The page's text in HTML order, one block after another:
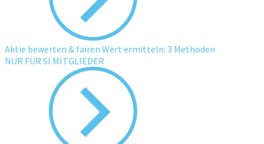
Aktie bewerten & fairen Wert ermitteln: 3 Methoden
NUR FÜR SI MITGLIEDER